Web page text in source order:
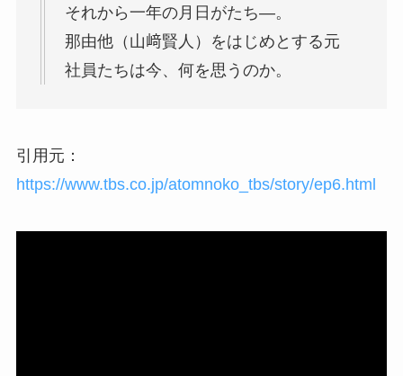
それから一年の月日がたち―。
那由他（山﨑賢人）
をはじめとする元
社員たちは今、何を思うのか。
引用元：
https://www.tbs.co.jp/atomnoko_tbs/story/ep6.html